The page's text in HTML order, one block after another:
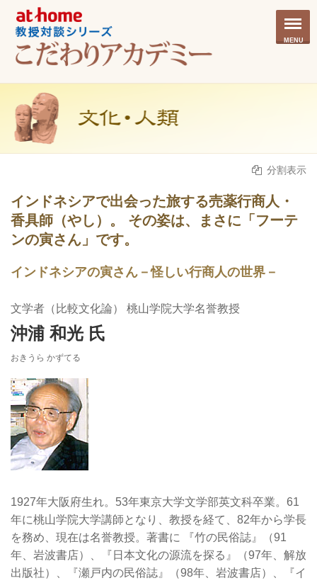
MENU
分割表示
インドネシアで出会った旅する売薬行商人・
香具師（やし）。 その姿は、まさに「フーテ
ンの寅さん」です。
インドネシアの寅さん－怪しい行商人の世界－
文学者（比較文化論） 桃山学院大学名誉教授
沖浦 和光 氏
おきうら かずてる
1927年大阪府生れ。53年東京大学文学部英文科卒業。61
年に桃山学院大学講師となり、教授を経て、82年から学長
を務め、現在は名誉教授。著書に 『竹の民俗誌』（91
年、岩波書店）、『日本文化の源流を探る』（97年、解放
出版社）、『瀬戸内の民俗誌』（98年、岩波書店）、『イ